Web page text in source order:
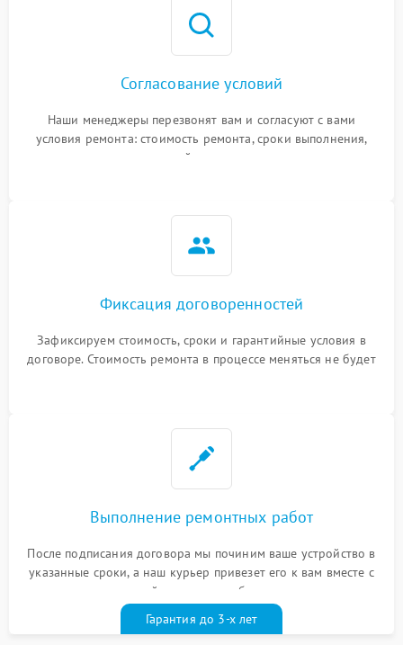
Согласование условий
Наши менеджеры перезвонят вам и согласуют с вами
условия ремонта: стоимость ремонта, сроки выполнения,
гарантийные условия
Фиксация договоренностей
Зафиксируем стоимость, сроки и гарантийные условия в
договоре. Стоимость ремонта в процессе меняться не будет
Выполнение ремонтных работ
После подписания договора мы починим ваше устройство в
указанные сроки, а наш курьер привезет его к вам вместе с
гарантийным талоном бесплатно
Гарантия до 3-х лет